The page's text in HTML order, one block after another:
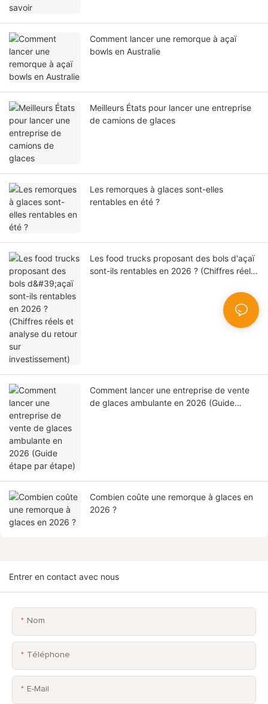
Comment lancer une remorque à açaï
bowls en Australie
Meilleurs États pour lancer une entreprise
de camions de glaces
Les remorques à glaces sont-elles
rentables en été ?
Les food trucks proposant des bols d'açaï
sont-ils rentables en 2026 ? (Chiffres réels
Comment lancer une entreprise de vente
de glaces ambulante en 2026 (Guide
Combien coûte une remorque à glaces en
2026 ?
Entrer en contact avec nous
Nom
Téléphone
E-Mail